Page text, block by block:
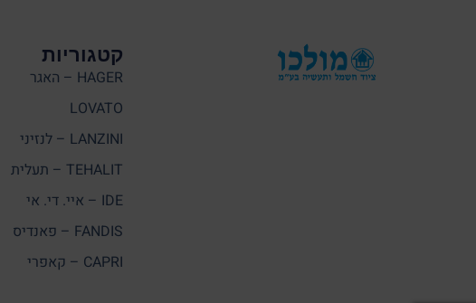
קטגוריות
HAGER – האגר
LOVATO
LANZINI – לנזיני
TEHALIT – תעלית
IDE – איי. די. אי
FANDIS – פאנדיס
CAPRI – קאפרי